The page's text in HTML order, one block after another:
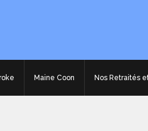
Maine Coon Nos Retraités